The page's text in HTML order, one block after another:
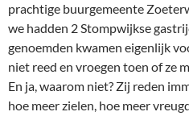
prachtige buurgemeente
we hadden 2 Stompwijkse
genoemden kwamen eigenlijk
niet reed en vroegen toen of ze
En ja, waarom niet? Zij reden
hoe meer zielen, hoe meer